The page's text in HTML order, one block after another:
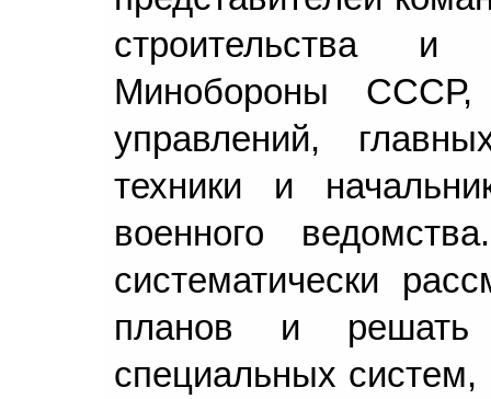
строительства и
Минобороны СССР,
управлений,
техники и
военного
систематически
планов и решать
специальных систем,